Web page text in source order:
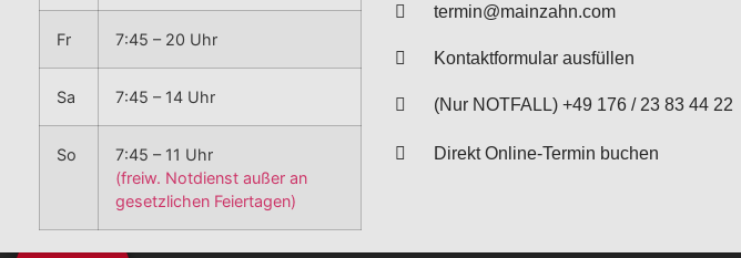
Fr 7:45 – 20 Uhr
Sa 7:45 – 14 Uhr
So
7:45 – 11 Uhr
(freiw. Notdienst außer an
gesetzlichen Feiertagen)
termin@mainzahn.com
Kontaktformular ausfüllen
(Nur NOTFALL) +49 176 / 23 83 44 22
Direkt Online-Termin buchen